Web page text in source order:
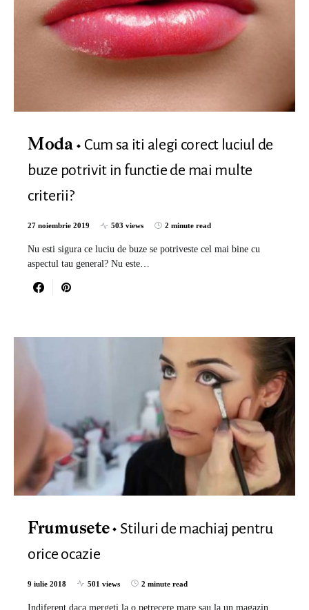
Moda
Cum sa iti alegi corect luciul de
buze potrivit in functie de mai multe
criterii?
27 noiembrie 2019 503 views 2 minute read
Nu esti sigura ce luciu de buze se potriveste cel mai bine cu
aspectul tau general? Nu este…
Frumusete
Stiluri de machiaj pentru
orice ocazie
9 iulie 2018 501 views 2 minute read
Indiferent daca mergeti la o petrecere mare sau la un magazin